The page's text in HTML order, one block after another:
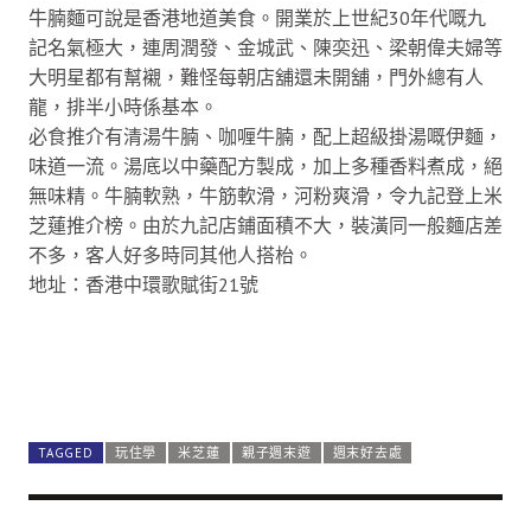
牛腩麵可說是香港地道美食。開業於上世紀30年代嘅九
記名氣極大，連周潤發、金城武、陳奕迅、梁朝偉夫婦等
大明星都有幫襯，難怪每朝店舖還未開舖，門外總有人
龍，排半小時係基本。
必食推介有清湯牛腩、咖喱牛腩，配上超級掛湯嘅伊麵，
味道一流。湯底以中藥配方製成，加上多種香料煮成，絕
無味精。牛腩軟熟，牛筋軟滑，河粉爽滑，令九記登上米
芝蓮推介榜。由於九記店鋪面積不大，裝潢同一般麵店差
不多，客人好多時同其他人搭枱。
地址：香港中環歌賦街21號